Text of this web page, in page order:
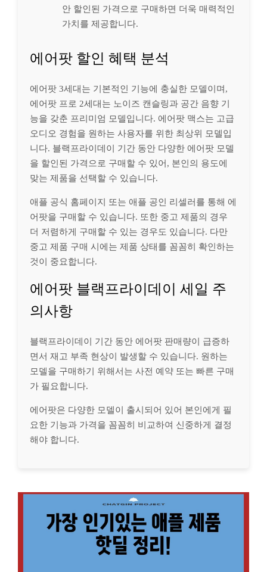
안 할인된 가격으로 구매하면 더욱 매력적인
가치를 제공합니다.
에어팟 할인 혜택 분석
에어팟 3세대는 기본적인 기능에 충실한 모델이며,
에어팟 프로 2세대는 노이즈 캔슬링과 공간 음향 기
능을 갖춘 프리미엄 모델입니다. 에어팟 맥스는 고급
오디오 경험을 원하는 사용자를 위한 최상위 모델입
니다. 블랙프라이데이 기간 동안 다양한 에어팟 모델
을 할인된 가격으로 구매할 수 있어, 본인의 용도에
맞는 제품을 선택할 수 있습니다.
애플 공식 홈페이지 또는 애플 공인 리셀러를 통해 에
어팟을 구매할 수 있습니다. 또한 중고 제품의 경우
더 저렴하게 구매할 수 있는 경우도 있습니다. 다만
중고 제품 구매 시에는 제품 상태를 꼼꼼히 확인하는
것이 중요합니다.
에어팟 블랙프라이데이 세일 주
의사항
블랙프라이데이 기간 동안 에어팟 판매량이 급증하
면서 재고 부족 현상이 발생할 수 있습니다. 원하는
모델을 구매하기 위해서는 사전 예약 또는 빠른 구매
가 필요합니다.
에어팟은 다양한 모델이 출시되어 있어 본인에게 필
요한 기능과 가격을 꼼꼼히 비교하여 신중하게 결정
해야 합니다.